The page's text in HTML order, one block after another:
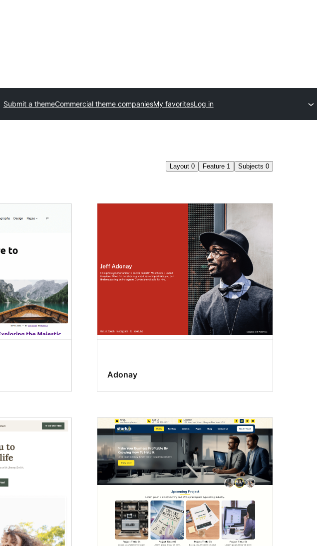
Submit a themeCommercial theme companiesMy favoritesLog in
Layout 0 Feature 1 Subjects 0
Adonay